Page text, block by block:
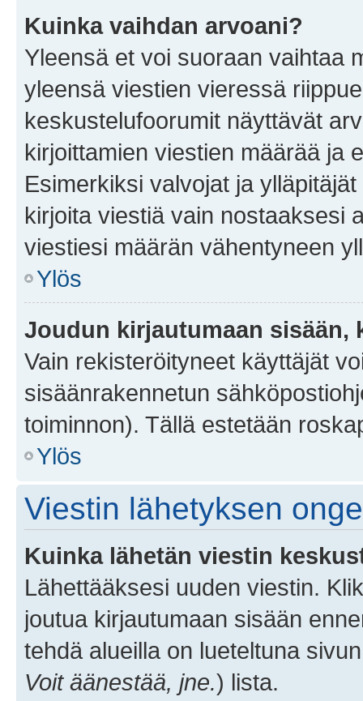
Kuinka vaihdan arvoani?
Yleensä et voi suoraan vaihtaa
yleensä viestien vieressä
keskustelufoorumit näyttävät
kirjoittamien viestien määrää ja
Esimerkiksi valvojat ja
kirjoita viestiä vain nostaaksesi
viestiesi määrän vähentyneen
Ylös
Joudun kirjautumaan sisään,
Vain rekisteröityneet käyttäjät
sisäänrakennetun
toiminnon). Tällä estetään
Ylös
Viestin lähetyksen
Kuinka lähetän viestin
Lähettääksesi uuden viestin.
joutua kirjautumaan sisään
tehdä alueilla on lueteltuna
Voit äänestää, jne.) lista.